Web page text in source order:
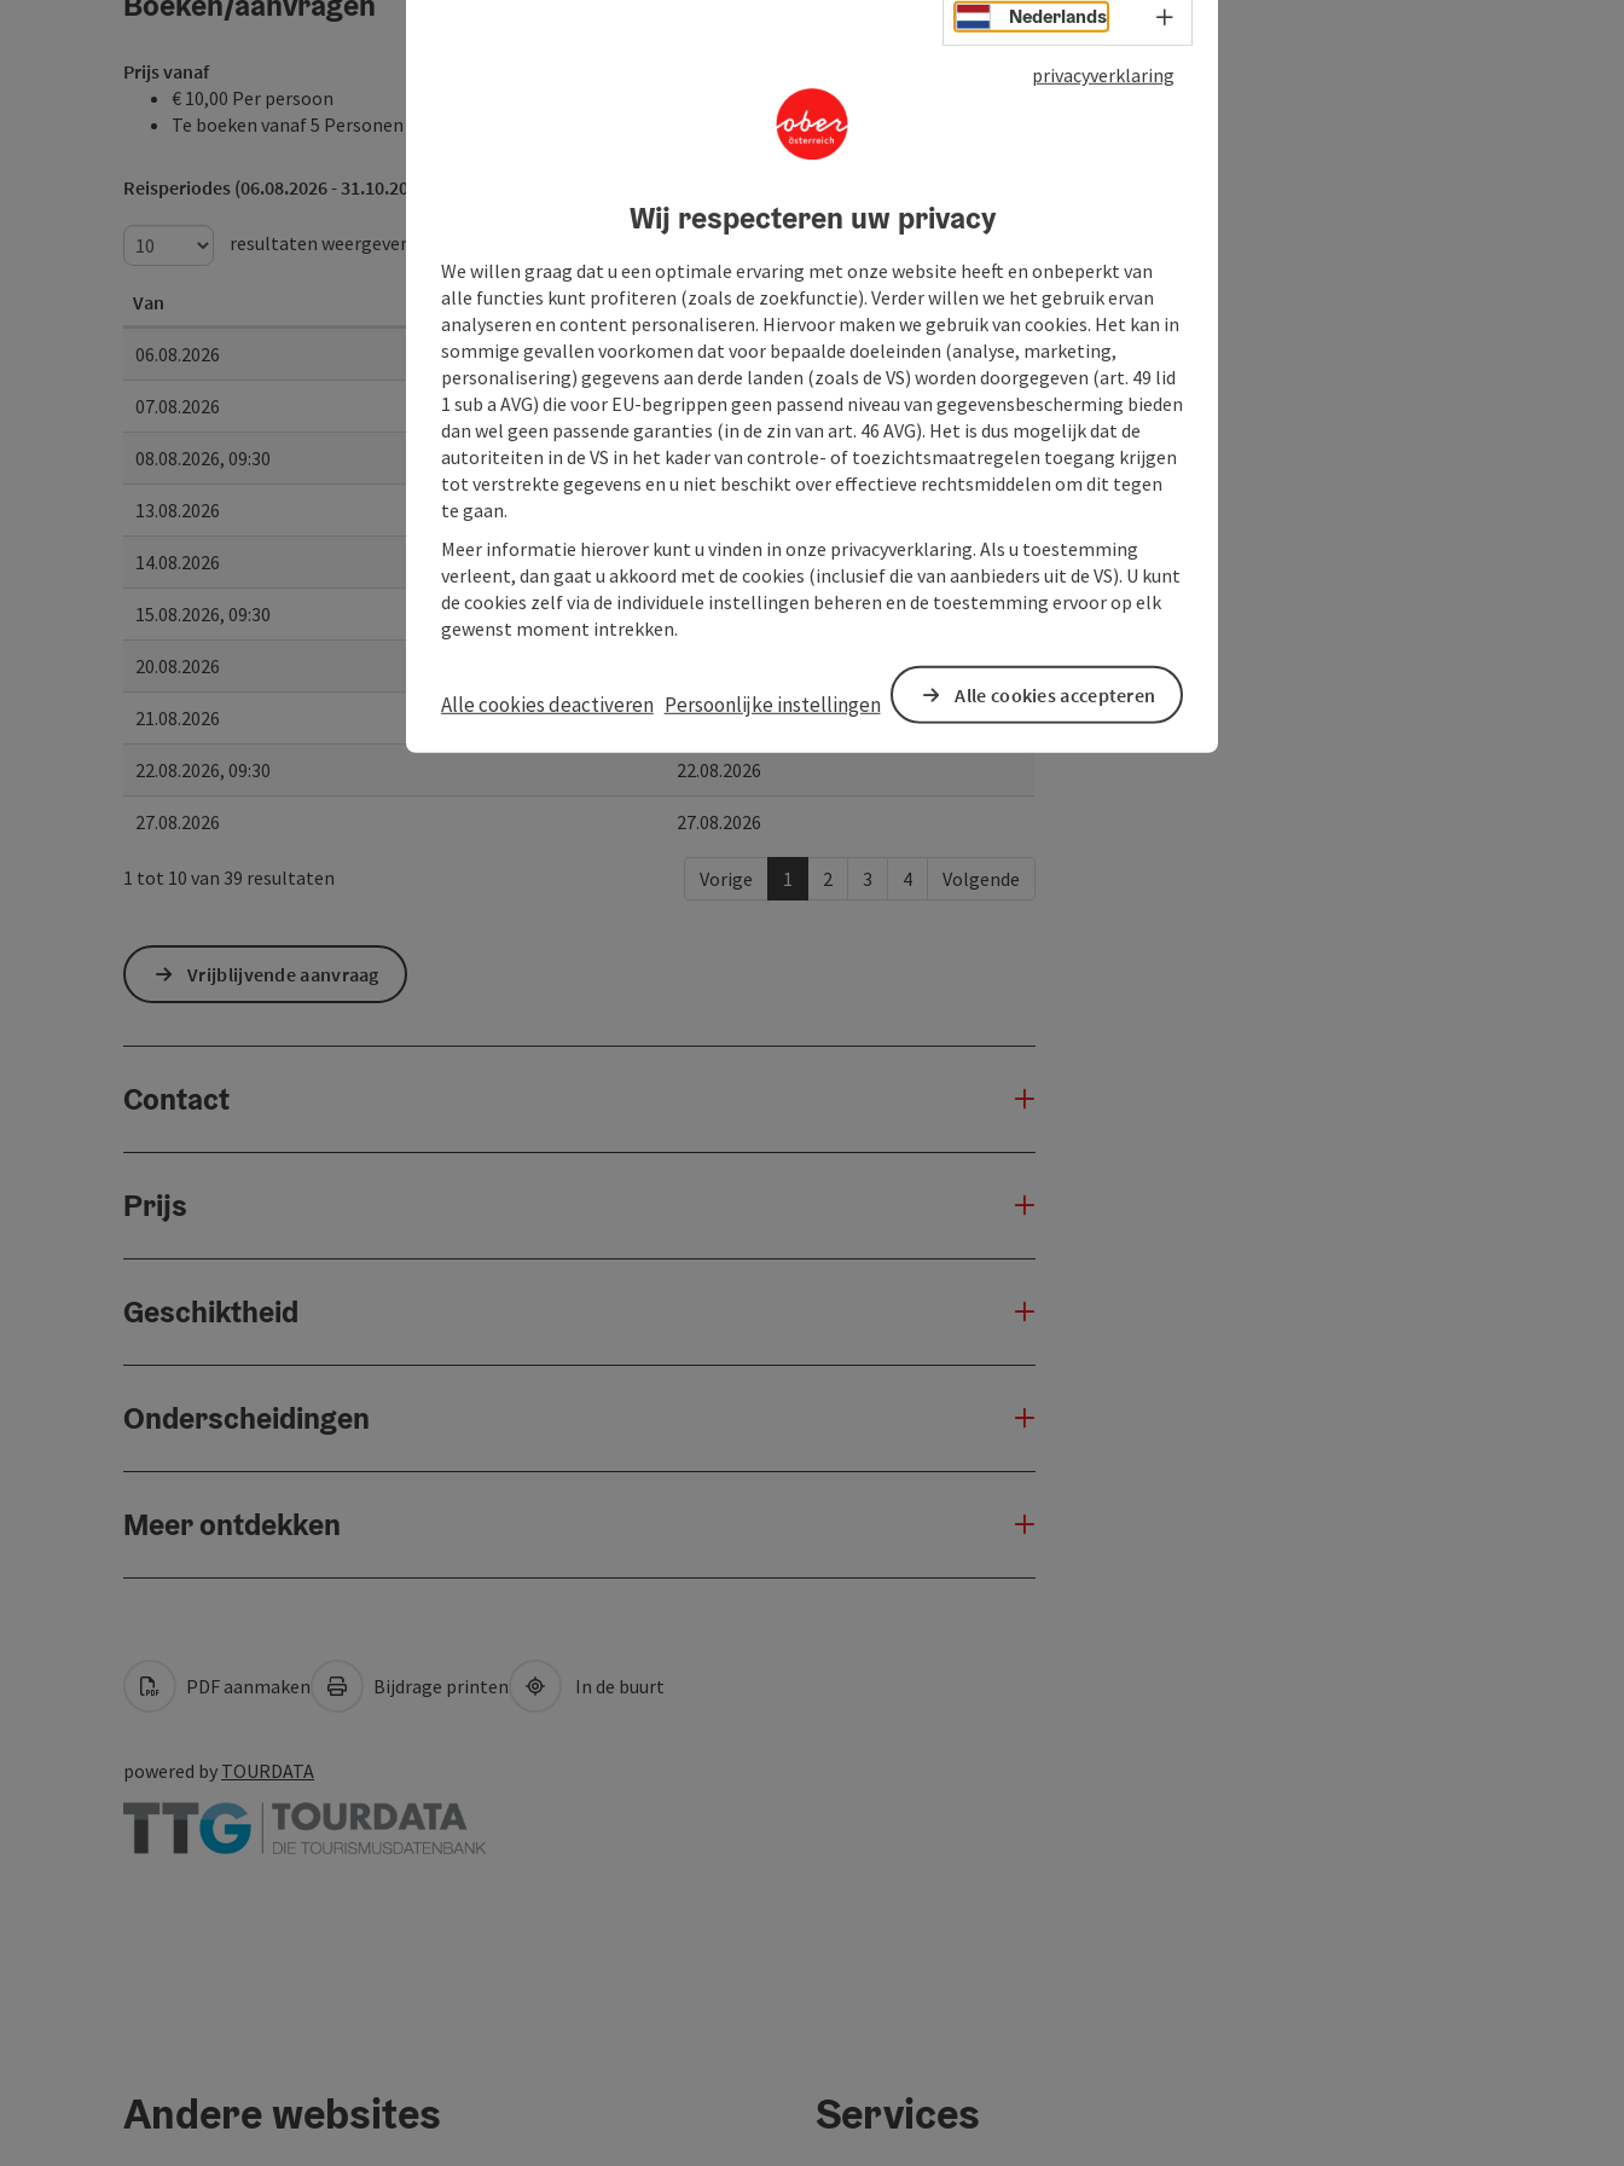
Prijs vanaf
€ 10,00 Per persoon
Te boeken vanaf 5 Personen
Reisperiodes (06.08.2026 - 31.10.2026)
resultaten weergeven
Van tot
06.08.2026 06.08.2026
07.08.2026 07.08.2026
08.08.2026, 09:30 08.08.2026
13.08.2026
14.08.2026 14.08.2026
15.08.2026, 09:30 15.08.2026
20.08.2026
21.08.2026 21.08.2026
22.08.2026, 09:30 22.08.2026
27.08.2026 27.08.2026
1 tot 10 van 39 resultaten Vorige 1 2 3 4 Volgende
Vrijblijvende aanvraag
Contact
Prijs
Geschiktheid
Onderscheidingen
Meer ontdekken
PDF aanmaken Bijdrage printen In de buurt
powered by TOURDATA
Andere websites Services
Nederlands Taalkeuze - menu openen
privacyverklaring
Wij respecteren uw privacy
We willen graag dat u een optimale ervaring met onze website heeft en onbeperkt van
alle functies kunt profiteren (zoals de zoekfunctie). Verder willen we het gebruik ervan
analyseren en content personaliseren. Hiervoor maken we gebruik van cookies. Het kan in
sommige gevallen voorkomen dat voor bepaalde doeleinden (analyse, marketing,
personalisering) gegevens aan derde landen (zoals de VS) worden doorgegeven (art. 49 lid
1 sub a AVG) die voor EU-begrippen geen passend niveau van gegevensbescherming bieden
dan wel geen passende garanties (in de zin van art. 46 AVG). Het is dus mogelijk dat de
autoriteiten in de VS in het kader van controle- of toezichtsmaatregelen toegang krijgen
tot verstrekte gegevens en u niet beschikt over effectieve rechtsmiddelen om dit tegen
te gaan.
Meer informatie hierover kunt u vinden in onze privacyverklaring. Als u toestemming
verleent, dan gaat u akkoord met de cookies (inclusief die van aanbieders uit de VS). U kunt
de cookies zelf via de individuele instellingen beheren en de toestemming ervoor op elk
gewenst moment intrekken.
Alle cookies deactiveren Persoonlijke instellingen Alle cookies accepteren